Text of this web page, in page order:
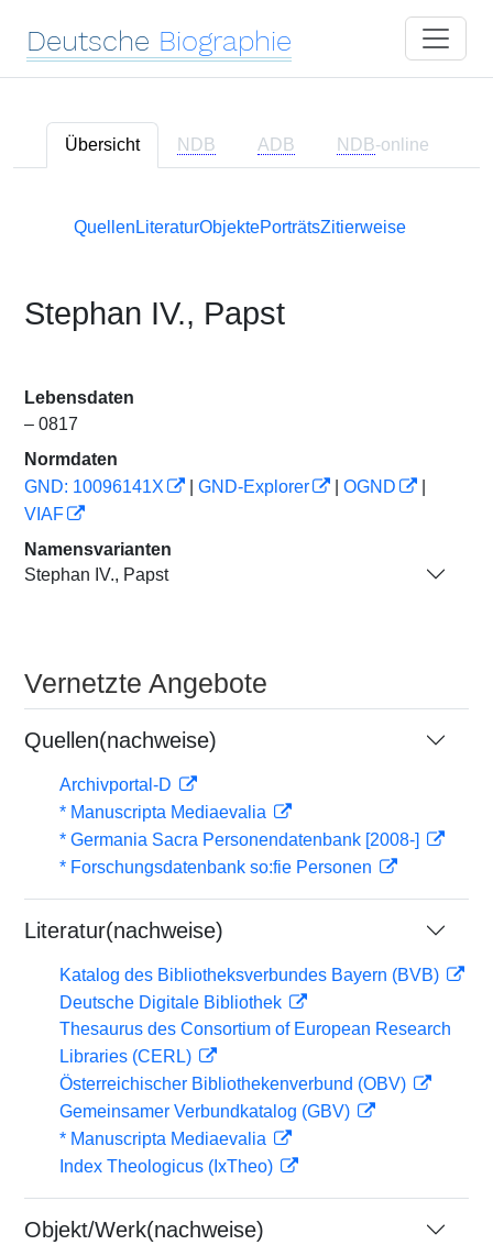
Deutsche Biographie
Übersicht NDB ADB NDB-online
Quellen LiteraturObjektePorträtsZitierweise
Stephan IV., Papst
Lebensdaten
– 0817
Normdaten
GND: 10096141X
GND-Explorer OGND
VIAF
Namensvarianten
Stephan IV., Papst
Vernetzte Angebote
Quellen(nachweise)
Archivportal-D
* Manuscripta Mediaevalia
* Germania Sacra Personendatenbank [2008-]
* Forschungsdatenbank so:fie Personen
Literatur(nachweise)
Katalog des Bibliotheksverbundes Bayern (BVB)
Deutsche Digitale Bibliothek
Thesaurus des Consortium of European Research
Libraries (CERL)
Österreichischer Bibliothekenverbund (OBV)
Gemeinsamer Verbundkatalog (GBV)
* Manuscripta Mediaevalia
Index Theologicus (IxTheo)
Objekt/Werk(nachweise)